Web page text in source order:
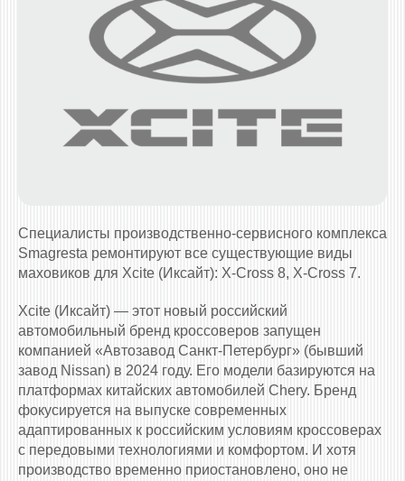
Специалисты производственно-сервисного комплекса
Smagresta ремонтируют все существующие виды
маховиков для Xcite (Иксайт): X-Cross 8, X-Cross 7.
Xcite (Иксайт) — этот новый российский
автомобильный бренд кроссоверов запущен
компанией «Автозавод Санкт-Петербург» (бывший
завод Nissan) в 2024 году. Его модели базируются на
платформах китайских автомобилей Chery. Бренд
фокусируется на выпуске современных
адаптированных к российским условиям кроссоверах
с передовыми технологиями и комфортом. И хотя
производство временно приостановлено, оно не